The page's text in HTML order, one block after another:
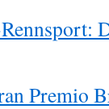
Premio